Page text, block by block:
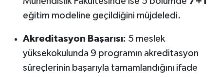
eğitim modeline geçildiğini müjdeledi.
Akreditasyon Başarısı: 5 meslek
yüksekokulunda 9 programın akreditasyon
süreçlerinin başarıyla tamamlandığını ifade